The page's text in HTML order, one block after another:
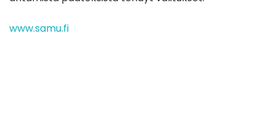
www.samu.fi